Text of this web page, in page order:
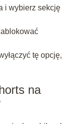
i wybierz sekcję
tę opcję,
na